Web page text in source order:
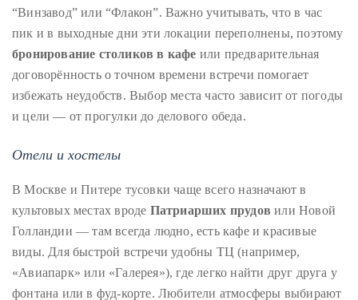
“Винзавод” или “Флакон”. Важно учитывать, что в час
пик и в выходные дни эти локации переполнены, поэтому
бронирование столиков в кафе или предварительная
договорённость о точном времени встречи помогает
избежать неудобств. Выбор места часто зависит от погоды
и цели — от прогулки до делового обеда.
Отели и хостелы
В Москве и Питере тусовки чаще всего назначают в
культовых местах вроде Патриарших прудов или Новой
Голландии — там всегда людно, есть кафе и красивые
виды. Для быстрой встречи удобны ТЦ (например,
«Авиапарк» или «Галерея»), где легко найти друг друга у
фонтана или в фуд-корте. Любители атмосферы выбирают